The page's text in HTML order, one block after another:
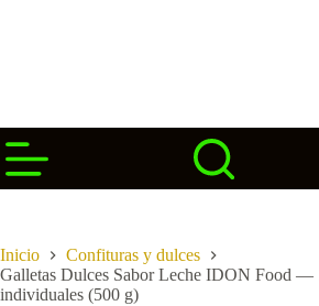
Inicio
Confituras y dulces
Galletas Dulces Sabor Leche IDON Food —
individuales (500 g)